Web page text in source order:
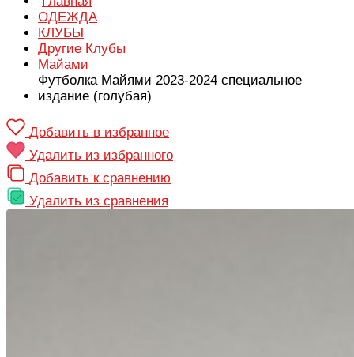
ОДЕЖДА
КЛУБЫ
Другие Клубы
Майами
Футболка Майями 2023-2024 специальное
издание (голубая)
Добавить в избранное
Удалить из избранного
Добавить к сравнению
Удалить из сравнения